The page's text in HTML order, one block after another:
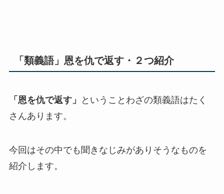
「類義語」恩を仇で返す・２つ紹介
「恩を仇で返す」
ということわざの類義語はたく
さんあります。
今回はその中でも聞きなじみがありそうなものを
紹介します。